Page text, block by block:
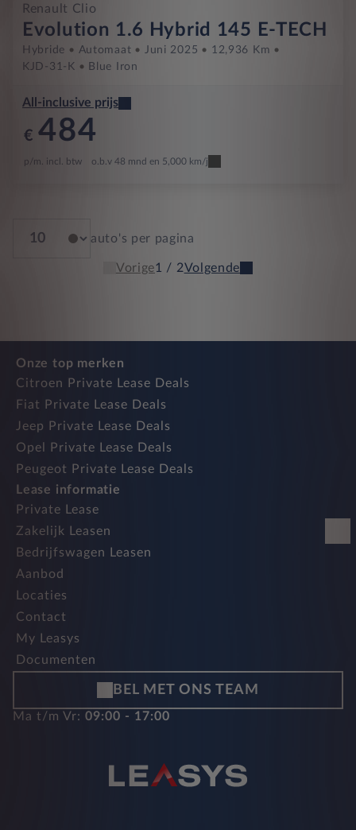
Renault Clio
Evolution 1.6 Hybrid 145 E-TECH
Hybride Automaat Juni 2025
12,936 Km
KJD-31-K
Blue Iron
All-inclusive prijs
€ 484
p/m. incl. btw o.b.v 48 mnd en 5,000 km/j
auto's per pagina
Vorige1 / 2Volgende
Onze top merken
Citroen Private Lease Deals
Fiat Private Lease Deals
Jeep Private Lease Deals
Opel Private Lease Deals
Peugeot Private Lease Deals
Lease informatie
Private Lease
Zakelijk Leasen
Bedrijfswagen Leasen
Aanbod
Locaties
Contact
My Leasys
Documenten
BEL MET ONS TEAM
Ma t/m Vr: 09:00 - 17:00